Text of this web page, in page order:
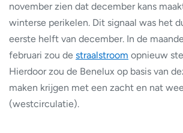
november zien dat december kans
winterse perikelen. Dit signaal was het
eerste helft van december. In de
februari zou de straalstroom opnieuw
Hierdoor zou de Benelux op basis van
maken krijgen met een zacht en nat
(westcirculatie).